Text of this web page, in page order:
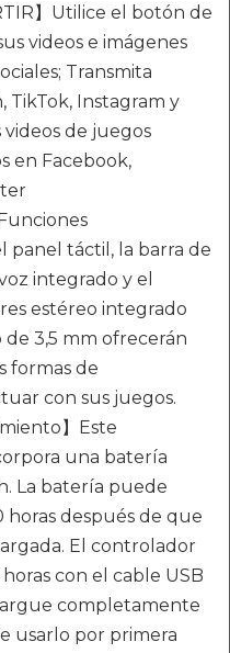
】Utilice el botón de
videos e imágenes
Transmita
TikTok, Instagram y
de juegos
en Facebook,
panel táctil, la barra de
integrado y el
estéreo integrado
3,5 mm ofrecerán
formas de
con sus juegos.
】Este
una batería
La batería puede
después de que
El controlador
con el cable USB
completamente
usarlo por primera